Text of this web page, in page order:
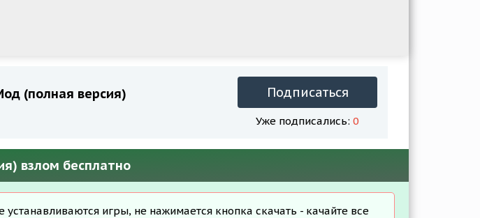
(полная версия) Подписаться
Уже подписались: 0
взлом бесплатно
игры, не нажимается кнопка скачать - качайте все